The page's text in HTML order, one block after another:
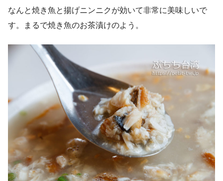
なんと焼き魚と揚げニンニクが効いて非常に美味しいで
す。まるで焼き魚のお茶漬けのよう。